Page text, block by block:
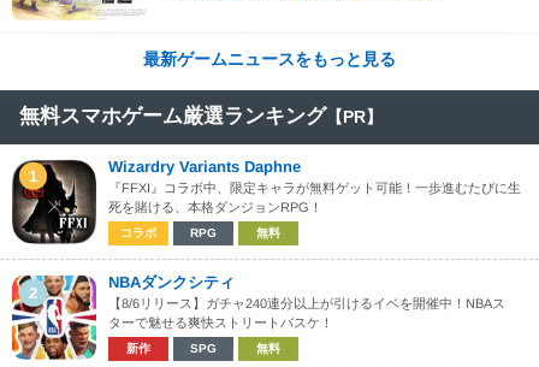
最新ゲームニュースをもっと見る
無料スマホゲーム厳選ランキング 【PR】
1
Wizardry Variants Daphne
『FFXI』コラボ中、限定キャラが無料ゲット可能！一歩進むたびに生
死を賭ける、本格ダンジョンRPG！
コラボ RPG 無料
2
NBAダンクシティ
【8/6リリース】ガチャ240連分以上が引けるイベを開催中！NBAス
ターで魅せる爽快ストリートバスケ！
新作 SPG 無料